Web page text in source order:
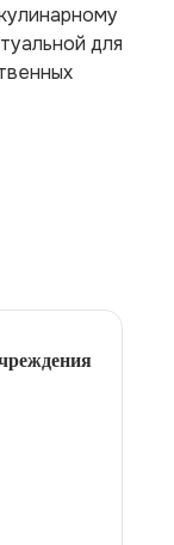
для